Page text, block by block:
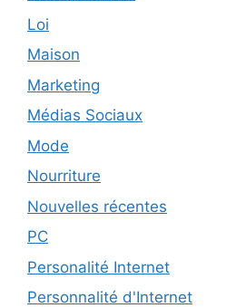
Loi
Maison
Marketing
Médias Sociaux
Mode
Nourriture
Nouvelles récentes
PC
Personalité Internet
Personnalité d'Internet